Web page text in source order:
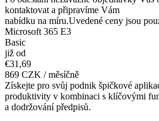
kontaktovat a připravíme Vám
nabídku na míru.Uvedené ceny jsou
Microsoft 365 E3
Basic
již od
€31,69
869 CZK / měsíčně
Získejte pro svůj podnik špičkové
produktivity v kombinaci s klíčovými
a dodržování předpisů.